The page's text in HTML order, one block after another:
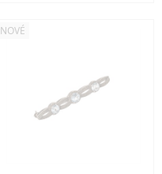
NOVÉ